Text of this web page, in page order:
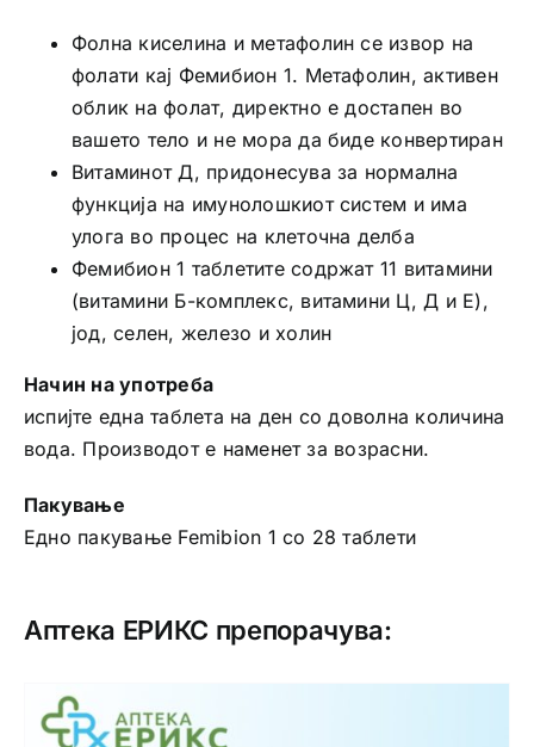
Фолна киселина и метафолин се извор на
фолати кај Фемибион 1. Метафолин, активен
облик на фолат, директно е достапен во
вашето тело и не мора да биде конвертиран
Витаминот Д, придонесува за нормална
функција на имунолошкиот систем и има
улога во процес на клеточна делба
Фемибион 1 таблетите содржат 11 витамини
(витамини Б-комплекс, витамини Ц, Д и Е),
јод, селен, железо и холин
Начин на употреба
испијте една таблета на ден со доволна количина
вода. Производот е наменет за возрасни.
Пакување
Едно пакување Femibion 1 со 28 таблети
Аптека ЕРИКС препорачува: